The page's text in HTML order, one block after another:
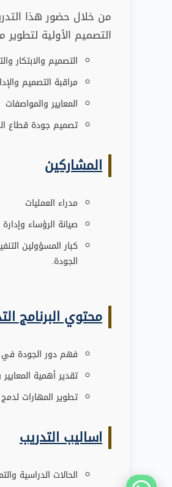
من خلال حضور هذا
التصميم الأولية
التصميم والابتكار
مراقبة التصميم
المعايير والمواصفات
تصميم جودة قطاع
المشاركين
مدراء العمليات
صيانة الرؤساء وإدارة
كبار المسؤولين
الجودة.
محتوي البرنامج
فهم دور الجودة في
تقدير أهمية
تطوير المهارات
اساليب التدريب
الحالات الدراسية